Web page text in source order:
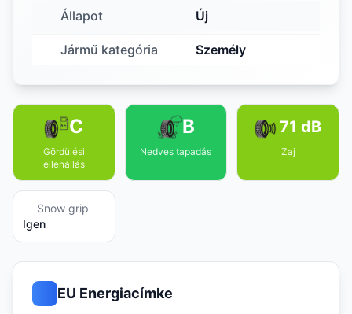
Állapot Új
Jármű kategória Személy
C
Gördülési
ellenállás
B
Nedves tapadás
71 dB
Zaj
Snow grip
Igen
EU Energiacímke